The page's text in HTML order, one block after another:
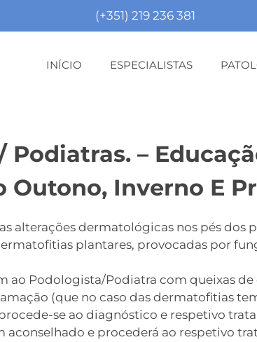
(+351) 219 236 381
INÍCIO ESPECIALISTAS
–
Outono, Inverno E
alterações dermatológicas nos pés dos
plantares, provocadas por
ao Podologista/Podiatra com queixas
(que no caso das dermatofitias
se ao diagnóstico e respetivo
e procederá ao respetivo